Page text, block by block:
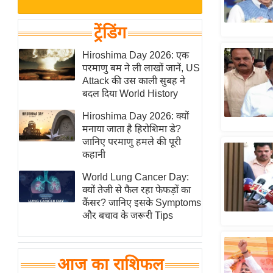
News
Hindi
Videos
खेल
क्रिकेट
IPL
2026
ई-पेपर
मिसाल बेमिसाल
शख्सियत
यंग इंडिया
साहित्य जगत
ऑटो वर्ल्ड
मनोरंजन जगत
बॉलीवुड
ट्रेंडिंग
Hiroshima Day 2026: एक
परमाणु बम ने ली लाखों जानें, US
Attack की उस काली सुबह ने
बदल दिया World History
Hiroshima Day 2026: क्यों
मनाया जाता है हिरोशिमा डे?
जानिए परमाणु हमले की पूरी
कहानी
World Lung Cancer Day:
क्यों तेजी से फैल रहा फेफड़ों का
कैंसर? जानिए इसके Symptoms
और बचाव के जरूरी Tips
आज का राशिफल